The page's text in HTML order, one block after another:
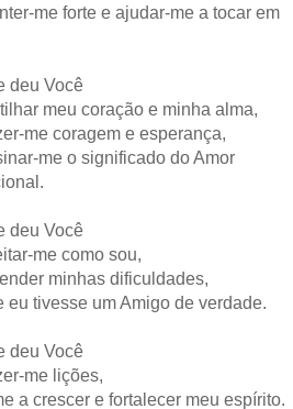
me forte e ajudar-me a tocar em
deu Você
meu coração e minha alma,
me coragem e esperança,
me o significado do Amor
deu Você
me como sou,
minhas dificuldades,
eu tivesse um Amigo de verdade.
deu Você
me lições,
a crescer e fortalecer meu espírito.